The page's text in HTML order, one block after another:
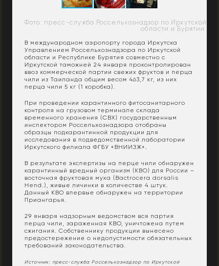
Фото: пресс-служба Россельхознадзор по Иркутской
области и Бурятии
В международном аэропорту города Иркутска
Управлением Россельхознадзора по Иркутской
области и Республике Бурятия совместно с
Иркутской таможней 24 января проконтролирован
ввоз коммерческой партии свежих фруктов и перца
чили из Таиланда общим весом 463,7 кг, из них
перца чили 5 кг (1 коробка).
При проведении карантинного фитосанитарного
контроля на грузовом терминале склада
временного хранения (СВХ) государственным
инспектором Россельхознадзора отобраны
образцы подкарантинной продукции для
исследования в подведомственной лаборатории
Иркутского филиала ФГБУ «ВНИИЗЖ».
В результате экспертизы на перце чили обнаружен
карантинный вредный организм (КВО) для России –
восточная фруктовая муха (Bactrocera dorsalis
Hend.), живые личинки в количестве 4 штук.
Данный КВО впервые обнаружен на территории
Приангарья.
29 января надзорным ведомством вся партия
перца чили, зараженная КВО, уничтожена путем
сжигания. Собственнику продукции вынесено
предостережение о недопустимости обязательных
требований законодательства.
Источник: пресс-служба Россельхознадзор по Иркутской